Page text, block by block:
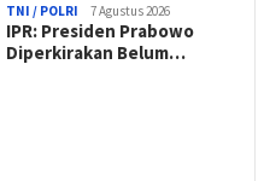
TNI / POLRI 7 Agustus 2026
IPR: Presiden Prabowo
Diperkirakan Belum…